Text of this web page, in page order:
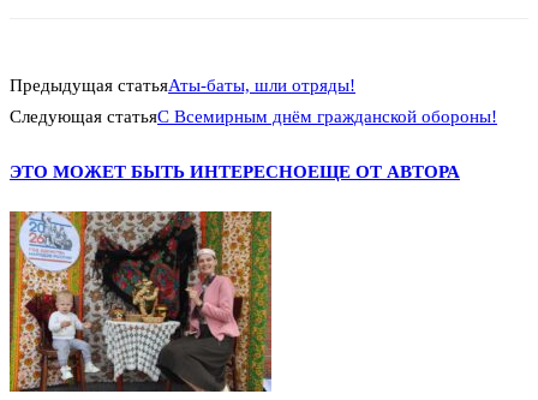
Предыдущая статьяАты-баты, шли отряды!
Следующая статьяС Всемирным днём гражданской обороны!
ЭТО МОЖЕТ БЫТЬ ИНТЕРЕСНОЕЩЕ ОТ АВТОРА